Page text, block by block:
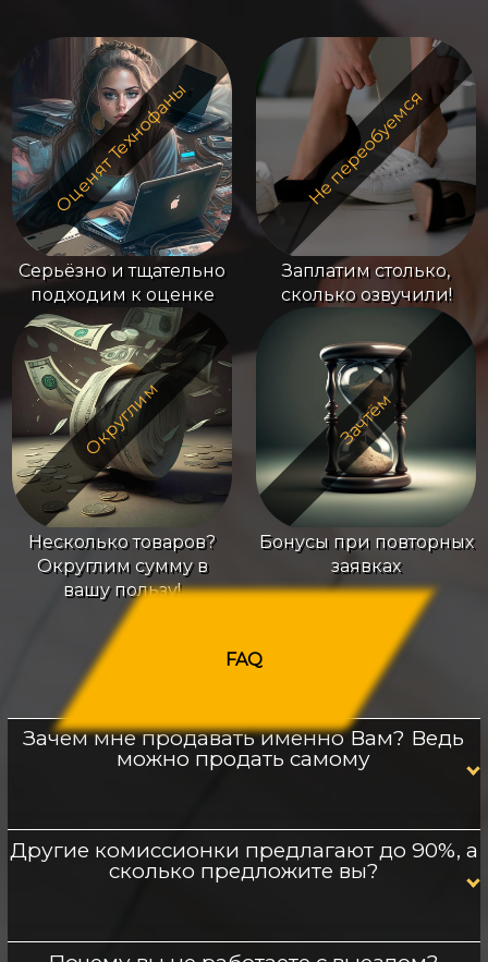
Оценят Технофаны
Серьёзно и тщательно
подходим к оценке
Не переобуемся
Заплатим столько,
сколько озвучили!
Округлим
Несколько товаров?
Округлим сумму в
вашу пользу!
Зачтём
Бонусы при повторных
заявках
FAQ
Зачем мне продавать именно Вам? Ведь
можно продать самому
Другие комиссионки предлагают до 90%, а
сколько предложите вы?